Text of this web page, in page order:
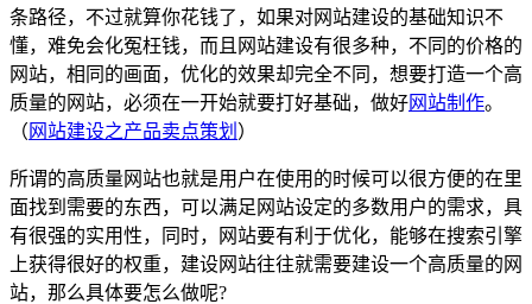
条路径，不过就算你花钱了，如果对网站建设的基础知识不
懂，难免会化冤枉钱，而且网站建设有很多种，不同的价格的
网站，相同的画面，优化的效果却完全不同，想要打造一个高
质量的网站，必须在一开始就要打好基础，做好网站制作。
（ 网站建设之产品卖点策划 ）
所谓的高质量网站也就是用户在使用的时候可以很方便的在里
面找到需要的东西，可以满足网站设定的多数用户的需求，具
有很强的实用性，同时，网站要有利于优化，能够在搜索引擎
上获得很好的权重，建设网站往往就需要建设一个高质量的网
站，那么具体要怎么做呢?